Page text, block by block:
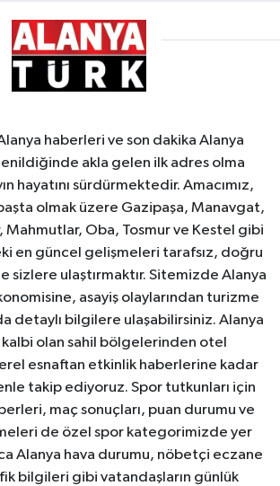
haberleri ve son dakika Alanya
akla gelen ilk adres olma
hayatını sürdürmektedir. Amacımız,
olmak üzere Gazipaşa, Manavgat,
Mahmutlar, Oba, Tosmur ve Kestel gibi
en güncel gelişmeleri tarafsız, doğru
sizlere ulaştırmaktır. Sitemizde Alanya
asayiş olaylarından turizme
detaylı bilgilere ulaşabilirsiniz. Alanya
olan sahil bölgelerinden otel
esnaftan etkinlik haberlerine kadar
takip ediyoruz. Spor tutkunları için
maç sonuçları, puan durumu ve
de özel spor kategorimizde yer
Alanya hava durumu, nöbetçi eczane
bilgileri gibi vatandaşların günlük